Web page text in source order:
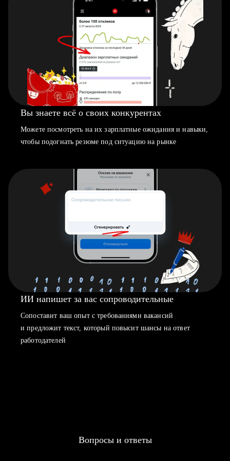
Вы знаете всё о своих конкурентах
Можете посмотреть на их зарплатные ожидания и навыки,
чтобы подогнать резюме под ситуацию на рынке
ИИ напишет за вас сопроводительные
Сопоставит ваш опыт с требованиями вакансий
и предложит текст, который повысит шансы на ответ
работодателей
Вопросы и ответы